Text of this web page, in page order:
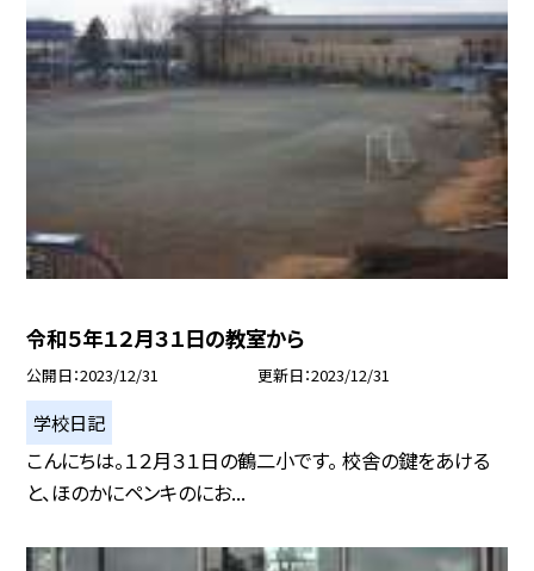
令和５年１２月３１日の教室から
公開日 2023/12/31 更新日 2023/12/31
学校日記
こんにちは。１２月３１日の鶴二小です。 校舎の鍵をあける
と、ほのかにペンキのにお...